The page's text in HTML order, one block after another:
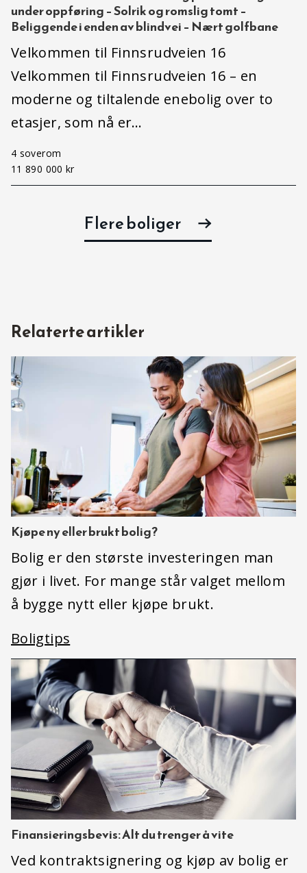
under oppføring – Solrik og romslig tomt –
Beliggende i enden av blindvei – Nært golfbane
Velkommen til Finnsrudveien 16
Velkommen til Finnsrudveien 16 – en
moderne og tiltalende enebolig over to
etasjer, som nå er…
4 soverom
11 890 000 kr
Flere boliger
Relaterte artikler
Kjøpe ny eller brukt bolig?
Bolig er den største investeringen man
gjør i livet. For mange står valget mellom
å bygge nytt eller kjøpe brukt.
Boligtips
Finansieringsbevis: Alt du trenger å vite
Ved kontraktsignering og kjøp av bolig er